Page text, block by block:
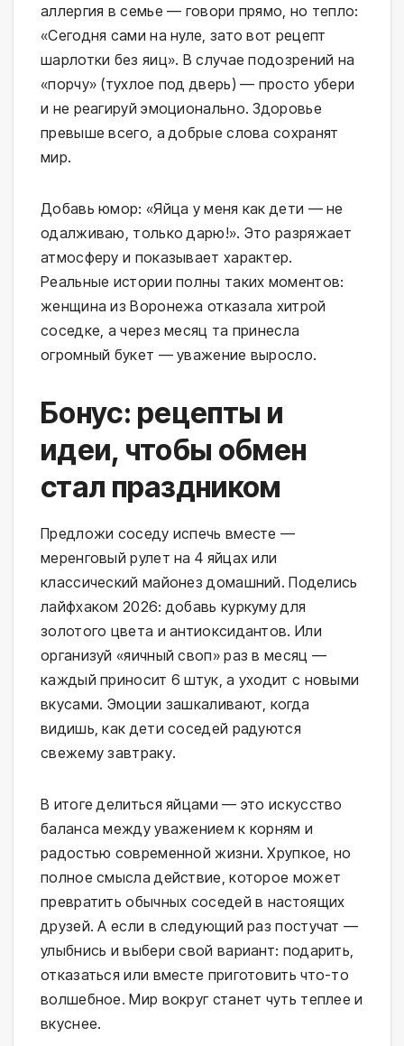
аллергия в семье — говори прямо, но тепло:
«Сегодня сами на нуле, зато вот рецепт
шарлотки без яиц». В случае подозрений на
«порчу» (тухлое под дверь) — просто убери
и не реагируй эмоционально. Здоровье
превыше всего, а добрые слова сохранят
мир.
Добавь юмор: «Яйца у меня как дети — не
одалживаю, только дарю!». Это разряжает
атмосферу и показывает характер.
Реальные истории полны таких моментов:
женщина из Воронежа отказала хитрой
соседке, а через месяц та принесла
огромный букет — уважение выросло.
Бонус: рецепты и
идеи, чтобы обмен
стал праздником
Предложи соседу испечь вместе —
меренговый рулет на 4 яйцах или
классический майонез домашний. Поделись
лайфхаком 2026: добавь куркуму для
золотого цвета и антиоксидантов. Или
организуй «яичный своп» раз в месяц —
каждый приносит 6 штук, а уходит с новыми
вкусами. Эмоции зашкаливают, когда
видишь, как дети соседей радуются
свежему завтраку.
В итоге делиться яйцами — это искусство
баланса между уважением к корням и
радостью современной жизни. Хрупкое, но
полное смысла действие, которое может
превратить обычных соседей в настоящих
друзей. А если в следующий раз постучат —
улыбнись и выбери свой вариант: подарить,
отказаться или вместе приготовить что-то
волшебное. Мир вокруг станет чуть теплее и
вкуснее.